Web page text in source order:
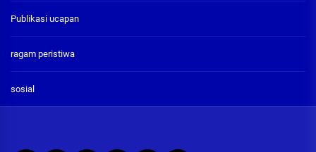
Publikasi ucapan
ragam peristiwa
sosial